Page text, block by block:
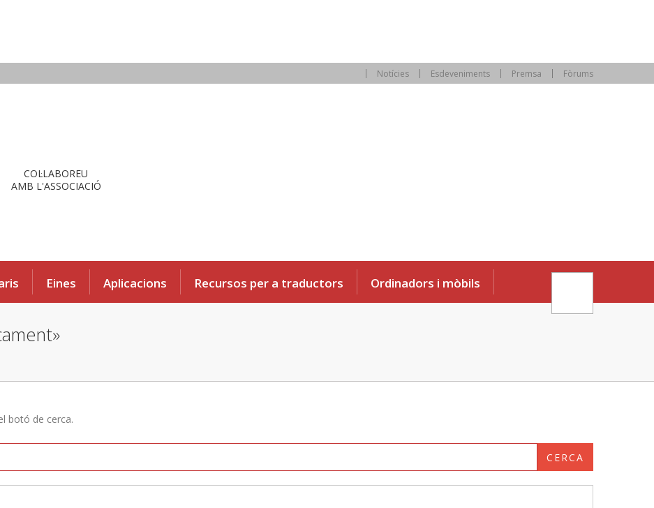
Notícies Esdeveniments Premsa Fòrums
COL·LABOREU
AMB L'ASSOCIACIÓ
Eines Aplicacions Recursos per a traductors Ordinadors i mòbils
botó de cerca.
CERCA